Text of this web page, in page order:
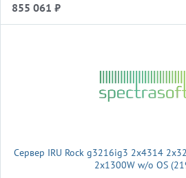
855 061 ₽
Сервер IRU Rock g3216ig3 2x4314
2x1300W w/o OS